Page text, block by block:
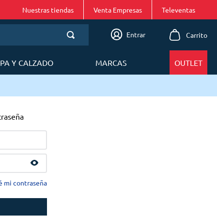
Nuestras tiendas Venta Empresas
Entrar
Y CALZADO MARCAS OUTLET
mi contraseña